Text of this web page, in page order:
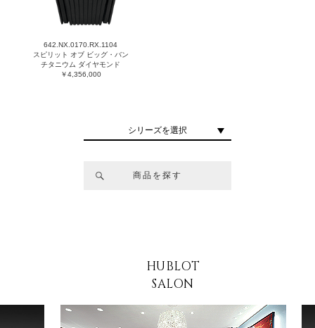
642.NX.0170.RX.1104
スピリット オブ ビッグ・バン
チタニウム ダイヤモンド
￥4,356,000
シリーズを選択
商品を探す
HUBLOT
SALON